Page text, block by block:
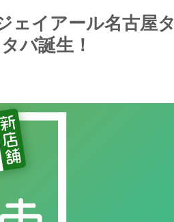
ェイアール名古屋タ
バ誕生！